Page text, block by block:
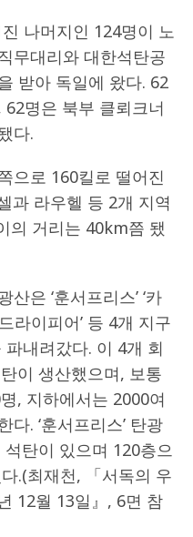
나머지인 124명이 노
무대리와 대한석탄공
받아 독일에 왔다. 62
명은 북부 클뢰크너
다.
으로 160킬로 떨어진
과 라우헬 등 2개 지역
의 거리는 40km쯤 됐
은 ‘훈서프리스’ ‘카
라이피어’ 등 4개 지구
내려갔다. 이 4개 회
이 생산했으며, 보통
, 지하에서는 2000여
. ‘훈서프리스’ 탄광
탄이 있으며 120층으
.(최재천, 「서독의 우
12월 13일』, 6면 참